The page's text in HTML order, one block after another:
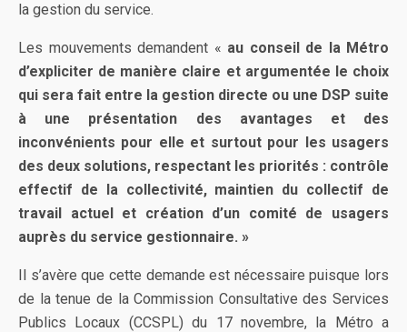
la gestion du service.
Les mouvements demandent « au conseil de la Métro
d’expliciter de manière claire et argumentée le choix
qui sera fait entre la gestion directe ou une DSP suite
à une présentation des avantages et des
inconvénients pour elle et surtout pour les usagers
des deux solutions, respectant les priorités : contrôle
effectif de la collectivité, maintien du collectif de
travail actuel et création d’un comité de usagers
auprès du service gestionnaire. »
Il s’avère que cette demande est nécessaire puisque lors
de la tenue de la Commission Consultative des Services
Publics Locaux (CCSPL) du 17 novembre, la Métro a